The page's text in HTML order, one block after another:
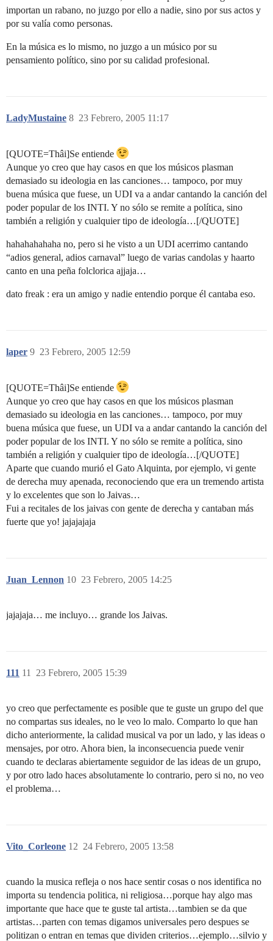
importan un rabano, no juzgo por ello a nadie, sino por sus actos y
por su valía como personas.
En la música es lo mismo, no juzgo a un músico por su
pensamiento político, sino por su calidad profesional.
LadyMustaine 23 Febrero, 2005 11:17
8
[QUOTE=Thâi]Se entiende
Aunque yo creo que hay casos en que los músicos plasman
demasiado su ideologia en las canciones… tampoco, por muy
buena música que fuese, un UDI va a andar cantando la canción del
poder popular de los INTI. Y no sólo se remite a política, sino
también a religión y cualquier tipo de ideología…[/QUOTE]
hahahahahaha no, pero si he visto a un UDI acerrimo cantando
“adios general, adios carnaval” luego de varias candolas y haarto
canto en una peña folclorica ajjaja…
dato freak : era un amigo y nadie entendio porque él cantaba eso.
laper 23 Febrero, 2005 12:59
9
[QUOTE=Thâi]Se entiende
Aunque yo creo que hay casos en que los músicos plasman
demasiado su ideologia en las canciones… tampoco, por muy
buena música que fuese, un UDI va a andar cantando la canción del
poder popular de los INTI. Y no sólo se remite a política, sino
también a religión y cualquier tipo de ideología…[/QUOTE]
Aparte que cuando murió el Gato Alquinta, por ejemplo, vi gente
de derecha muy apenada, reconociendo que era un tremendo artista
y lo excelentes que son lo Jaivas…
Fui a recitales de los jaivas con gente de derecha y cantaban más
fuerte que yo! jajajajaja
Juan_Lennon 23 Febrero, 2005 14:25
10
jajajaja… me incluyo… grande los Jaivas.
111 23 Febrero, 2005 15:39
11
yo creo que perfectamente es posible que te guste un grupo del que
no compartas sus ideales, no le veo lo malo. Comparto lo que han
dicho anteriormente, la calidad musical va por un lado, y las ideas o
mensajes, por otro. Ahora bien, la inconsecuencia puede venir
cuando te declaras abiertamente seguidor de las ideas de un grupo,
y por otro lado haces absolutamente lo contrario, pero si no, no veo
el problema…
Vito_Corleone 24 Febrero, 2005 13:58
12
cuando la musica refleja o nos hace sentir cosas o nos identifica no
importa su tendencia politica, ni religiosa…porque hay algo mas
importante que hace que te guste tal artista…tambien se da que
artistas…parten con temas digamos universales pero despues se
politizan o entran en temas que dividen criterios…ejemplo…silvio y